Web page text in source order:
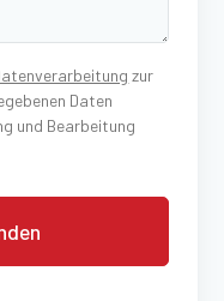
zur
Daten
und Bearbeitung